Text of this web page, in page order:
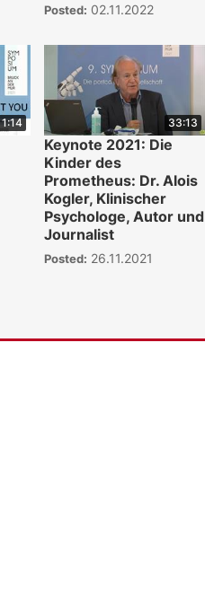
Posted: 02.11.2022
1:14 33:13
Keynote 2021: Die
Kinder des
Prometheus: Dr. Alois
Kogler, Klinischer
Psychologe, Autor und
Journalist
Posted: 26.11.2021